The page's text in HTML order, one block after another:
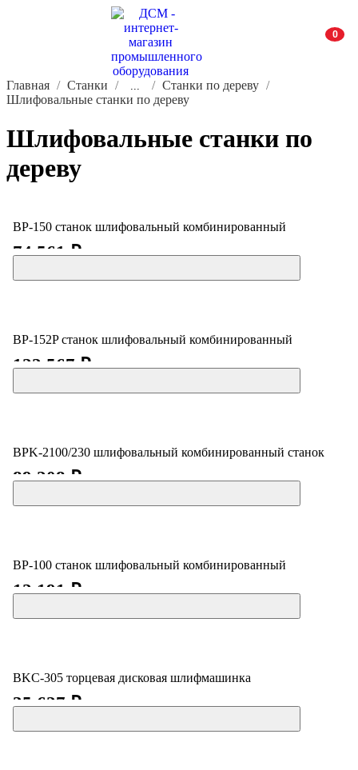
0
Главная Станки ...
Станки по дереву
Шлифовальные станки по дереву
Шлифовальные станки по
дереву
BP-150 станок шлифовальный комбинированный
74 561 ₽
BP-152P станок шлифовальный комбинированный
122 567 ₽
BPK-2100/230 шлифовальный комбинированный станок
89 208 ₽
BP-100 станок шлифовальный комбинированный
12 191 ₽
BKC-305 торцевая дисковая шлифмашинка
35 627 ₽